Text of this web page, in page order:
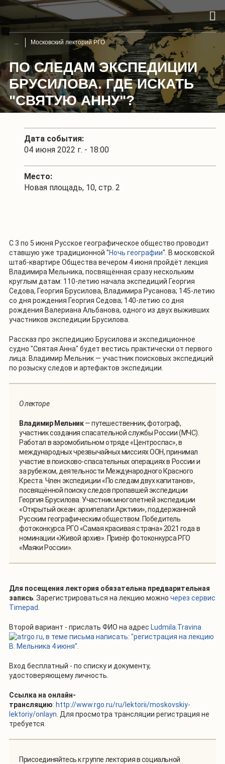
Московский лекторий РГО
ПО СЛЕДАМ ЭКСПЕДИЦИИ
БРУСИЛОВА. ГДЕ ИСКАТЬ
"СВЯТУЮ АННУ"?
Дата события:
04 июня 2022 г. - 18:00
Место:
Новая площадь, 10, стр. 2
С 3 по 5 июня Русское географическое общество проводит
ставшую уже традиционной "Ночь географии". В московской
штаб-квартире Общества вечером 4 июня пройдёт лекция
Владимира Мельника, посвящённая сразу нескольким
круглым датам: 110-летию начала экспедиций Георгия
Седова, Георгия Брусилова, Владимира Русанова; 145-летию
со дня рождения Георгия Седова; 140-летию со дня
рождения Валериана Альбанова, одного из двух выживших
участников экспедиции Брусилова.
Рассказ про экспедицию Брусилова и экспедиционное
судно "Святая Анна" будет вестись практически от первого
лица: Владимир Мельник — участник поисковых экспедиций
по розыску следов и артефактов экспедиции.
О лекторе
Владимир Мельник— путешественник, фотограф,
участник создания спасательной службы России (МЧС).
Работал в аэромобильном отряде «Центроспас», в
международных чрезвычайных миссиях ООН, принимал
участие в поисково-спасательных операциях в России и
за рубежом, деятельности Международного Красного
Креста. Член экспедиции «По следам двух капитанов»,
посвящённой поиску следов пропавшей экспедиции
Георгия Брусилова. Участник многолетней экспедиции
«Открытый океан: архипелаги Арктики», поддержанной
Русским географическим обществом. Победитель
фотоконкурса РГО «Самая красивая страна» 2021 года в
номинации «Живой архив». Призёр фотоконкурса РГО
«Маяки России».
Для посещения лектория обязательна предварительная
запись . Зарегистрироваться на лекцию можно через сервис
Timepad
Второй вариант - прислать ФИО на адрес Ludmila.Travina
rgo.ru, в теме письма написать: "регистрация на лекцию
В. Мельника 4 июня".
Вход бесплатный - по списку и документу,
удостоверяющему личность.
Ссылка на онлайн-
трансляцию: http://www.rgo.ru/ru/lektorii/moskovskiy-
lektoriy/onlayn . Для просмотра трансляции регистрация не
требуется.
Присоединяйтесь к группе лектория в социальной